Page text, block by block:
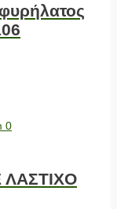
ΛΑΣΤΙΧΟ